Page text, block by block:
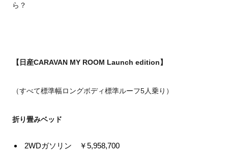
ら？
【日産CARAVAN MY ROOM Launch edition】
（すべて標準幅ロングボディ標準ルーフ5人乗り）
折り畳みベッド
2WDガソリン ￥5,958,700